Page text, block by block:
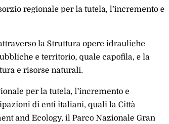
regionale per la tutela, l’incremento e
la Struttura opere idrauliche
e territorio, quale capofila, e la
e risorse naturali.
per la tutela, l’incremento e
di enti italiani, quali la Città
and Ecology, il Parco Nazionale Gran